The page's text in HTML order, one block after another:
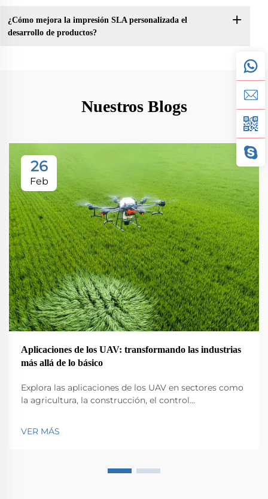
¿Cómo mejora la impresión SLA personalizada el
desarrollo de productos?
Nuestros Blogs
26
Feb
Aplicaciones de los UAV: transformando las industrias
más allá de lo básico
Explora las aplicaciones de los UAV en sectores como
la agricultura, la construcción, el control
Descubre su impacto en la eficiencia y la innovación.
VER MÁS